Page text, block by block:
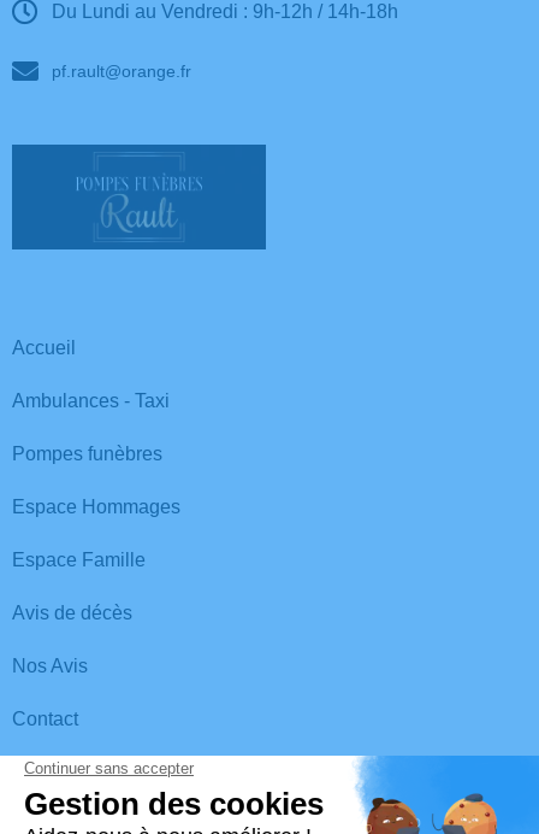
Du Lundi au Vendredi : 9h-12h / 14h-18h
pf.rault@orange.fr
Accueil
Ambulances - Taxi
Pompes funèbres
Espace Hommages
Espace Famille
Avis de décès
Nos Avis
Contact